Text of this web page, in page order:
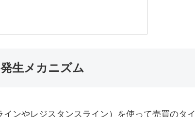
生メカニズム
ンやレジスタンスライン）を使って売買のタイ